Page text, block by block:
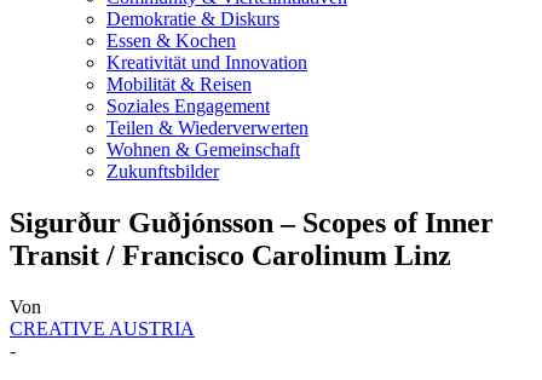
Demokratie & Diskurs
Essen & Kochen
Kreativität und Innovation
Mobilität & Reisen
Soziales Engagement
Teilen & Wiederverwerten
Wohnen & Gemeinschaft
Zukunftsbilder
Sigurður Guðjónsson – Scopes of Inner
Transit / Francisco Carolinum Linz
Von
CREATIVE AUSTRIA
-